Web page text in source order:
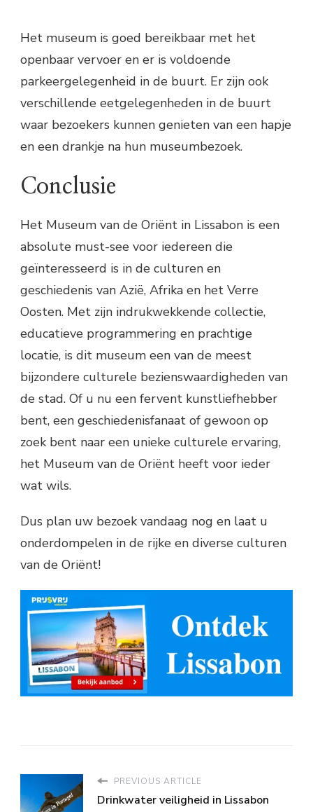
Het museum is goed bereikbaar met het
openbaar vervoer en er is voldoende
parkeergelegenheid in de buurt. Er zijn ook
verschillende eetgelegenheden in de buurt
waar bezoekers kunnen genieten van een hapje
en een drankje na hun museumbezoek.
Conclusie
Het Museum van de Oriënt in Lissabon is een
absolute must-see voor iedereen die
geïnteresseerd is in de culturen en
geschiedenis van Azië, Afrika en het Verre
Oosten. Met zijn indrukwekkende collectie,
educatieve programmering en prachtige
locatie, is dit museum een van de meest
bijzondere culturele bezienswaardigheden van
de stad. Of u nu een fervent kunstliefhebber
bent, een geschiedenisfanaat of gewoon op
zoek bent naar een unieke culturele ervaring,
het Museum van de Oriënt heeft voor ieder
wat wils.
Dus plan uw bezoek vandaag nog en laat u
onderdompelen in de rijke en diverse culturen
van de Oriënt!
PREVIOUS ARTICLE
Drinkwater veiligheid in Lissabon